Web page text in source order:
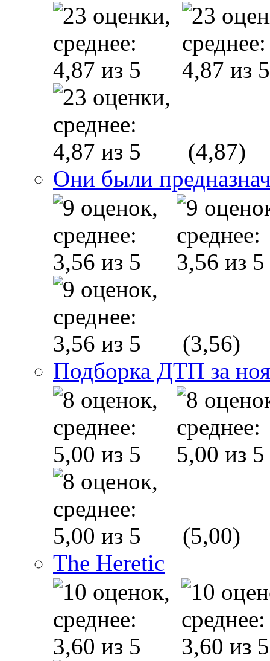
(4,87)
Они были
(3,56)
Подборка ДТП за
(5,00)
The Heretic